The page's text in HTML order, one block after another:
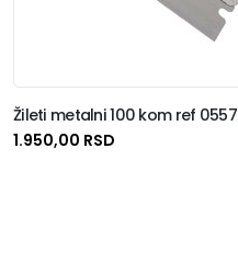
Žileti metalni 100 kom ref 0557
1.950,00 RSD